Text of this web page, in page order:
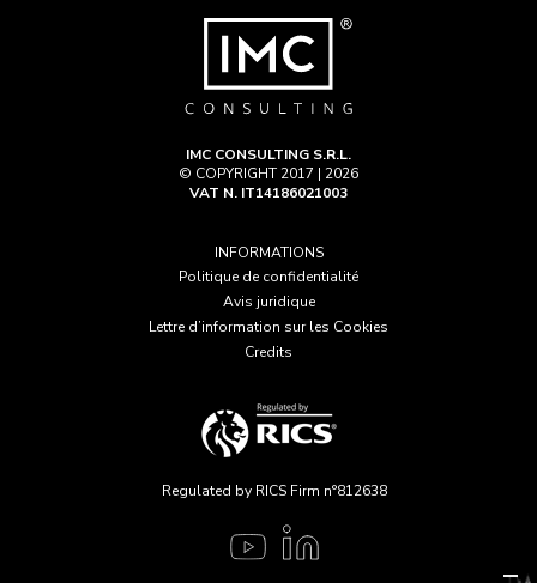
IMC CONSULTING S.R.L.
© COPYRIGHT 2017 | 2026
VAT N. IT14186021003
INFORMATIONS
Politique de confidentialité
Avis juridique
Lettre d’information sur les Cookies
Credits
Regulated by RICS Firm n°812638